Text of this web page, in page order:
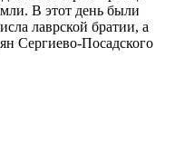
В этот день были
лаврской братии, а
Сергиево-Посадского